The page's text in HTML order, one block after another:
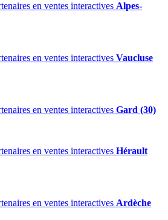
en ventes interactives Alpes-
en ventes interactives Vaucluse
en ventes interactives Gard (30)
en ventes interactives Hérault
en ventes interactives Ardèche